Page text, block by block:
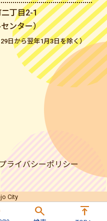
丁目2-1
ンター）
日から翌年1月3日を除く）
プライバシーポリシー
City
search vertical_align_top